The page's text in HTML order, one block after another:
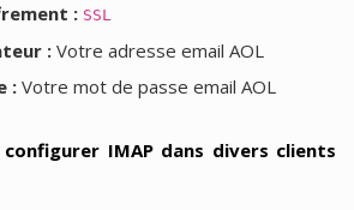
: SSL
:Votre adresse email AOL
:Votre mot de passe email AOL
IMAP dans divers clients